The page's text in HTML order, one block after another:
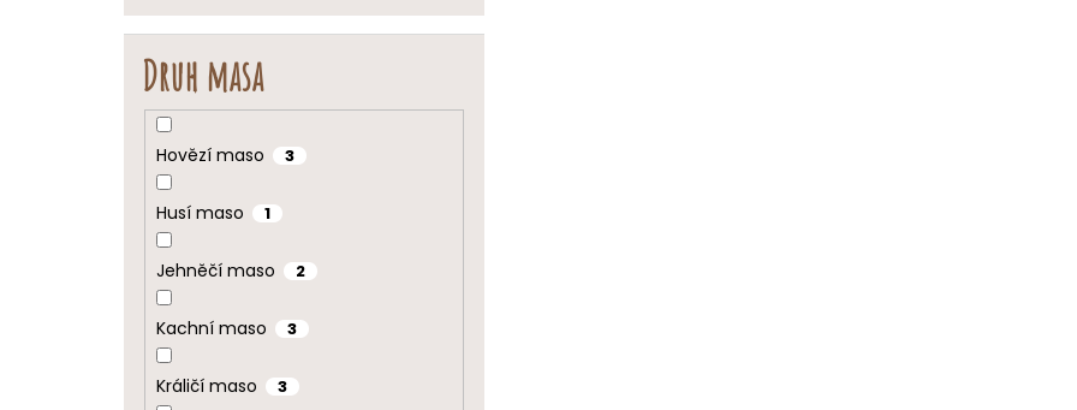
Druh masa
Hovězí maso 3
Husí maso 1
Jehněčí maso 2
Kachní maso 3
Králičí maso 3